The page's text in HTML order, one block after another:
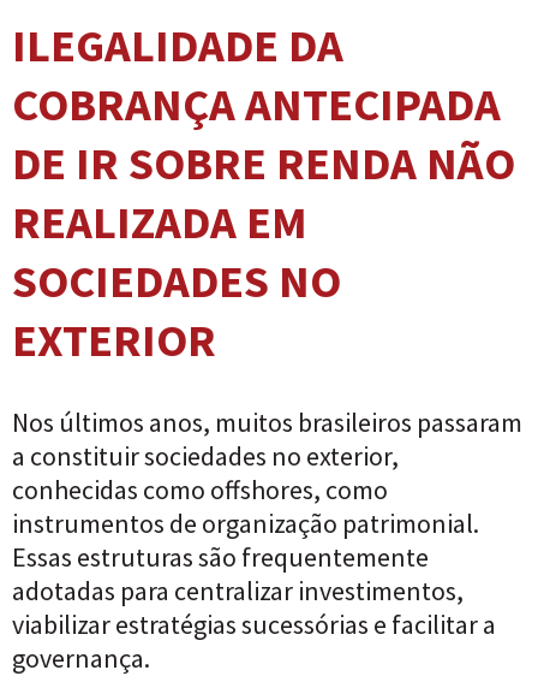
ILEGALIDADE DA
COBRANÇA ANTECIPADA
DE IR SOBRE RENDA NÃO
REALIZADA EM
SOCIEDADES NO
EXTERIOR
Nos últimos anos, muitos brasileiros passaram
a constituir sociedades no exterior,
conhecidas como offshores, como
instrumentos de organização patrimonial.
Essas estruturas são frequentemente
adotadas para centralizar investimentos,
viabilizar estratégias sucessórias e facilitar a
governança.